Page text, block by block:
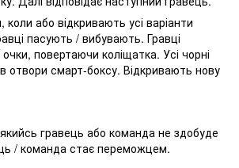
коли або відкривають усі варіанти
пасують / вибувають. Гравці
повертаючи коліщатка. Усі чорні
отвори смарт-боксу. Відкривають нову
гравець або команда не здобуде
/ команда стає переможцем.